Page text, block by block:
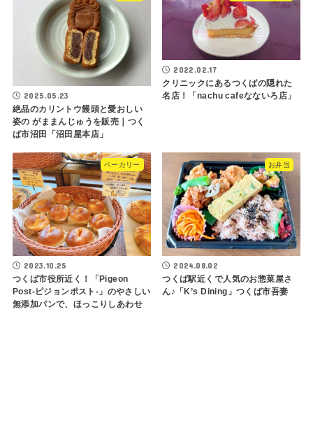
2025.05.23
絶品のカリントウ饅頭と愛おしい
姿の がままんじゅうを販売｜つく
ば市沼田「沼田屋本店」
2022.02.17
クリニックにあるつくばの隠れた
名店！「nachu cafeなないろ店」
ベーカリー
2023.10.25
つくば市役所近く！「Pigeon
Post-ピジョンポスト-」のやさしい
無添加パンで、ほっこりしあわせ
お弁当
2024.08.02
つくば駅近くで人気のお惣菜屋さ
ん♪「K’s Dining」つくば市吾妻